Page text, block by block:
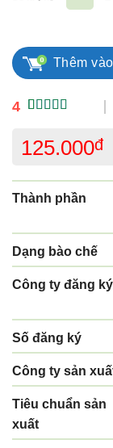
4
đánh giá
125.000đ
Thành phần
Dạng bào chế
Công ty đăng ký
Số đăng ký
Công ty sản
Tiêu chuẩn sản
xuất
Thêm